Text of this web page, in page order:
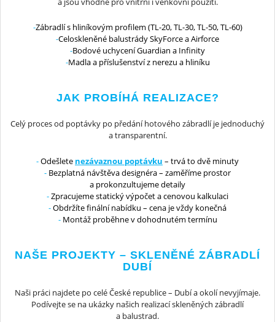
Zábradlí s hliníkovým profilem (TL-20, TL-30, TL-50, TL-60)
Celoskleněné balustrády SkyForce a Airforce
Bodové uchycení Guardian a Infinity
Madla a příslušenství z nerezu a hliníku
JAK PROBÍHÁ REALIZACE?
Celý proces od poptávky po předání hotového zábradlí je jednoduchý
a transparentní.
Odešlete nezávaznou poptávku – trvá to dvě minuty
Bezplatná návštěva designéra – zaměříme prostor
a prokonzultujeme detaily
Zpracujeme statický výpočet a cenovou kalkulaci
Obdržíte finální nabídku – cena je vždy konečná
Montáž proběhne v dohodnutém termínu
NAŠE PROJEKTY – SKLENĚNÉ ZÁBRADLÍ
DUBÍ
Naši práci najdete po celé České republice – Dubí a okolí nevyjímaje.
Podívejte se na ukázky našich realizací skleněných zábradlí
a balustrad.